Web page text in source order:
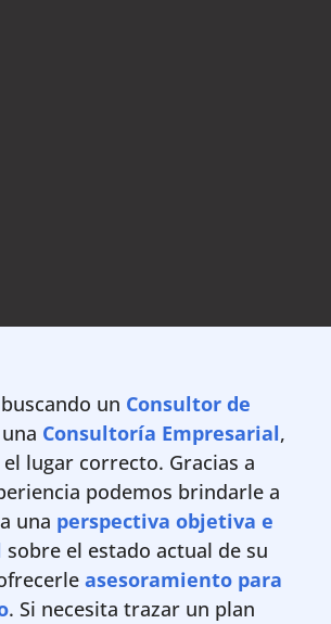
un Consultor de
Consultoría Empresarial,
el lugar correcto. Gracias a
podemos brindarle a
una perspectiva objetiva e
sobre el estado actual de su
asesoramiento para
. Si necesita trazar un plan